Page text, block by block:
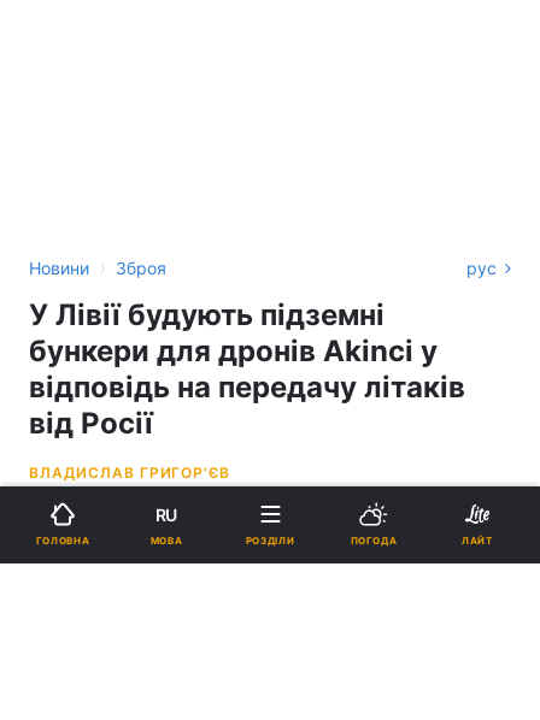
Новини › Зброя рус
У Лівії будують підземні
бункери для дронів Akinci у
відповідь на передачу літаків
від Росії
ВЛАДИСЛАВ ГРИГОР'ЄВ
17:57, 11.05.26 2270
ГОЛОВНА
RU
МОВА РОЗДІЛИ ПОГОДА ЛАЙТ